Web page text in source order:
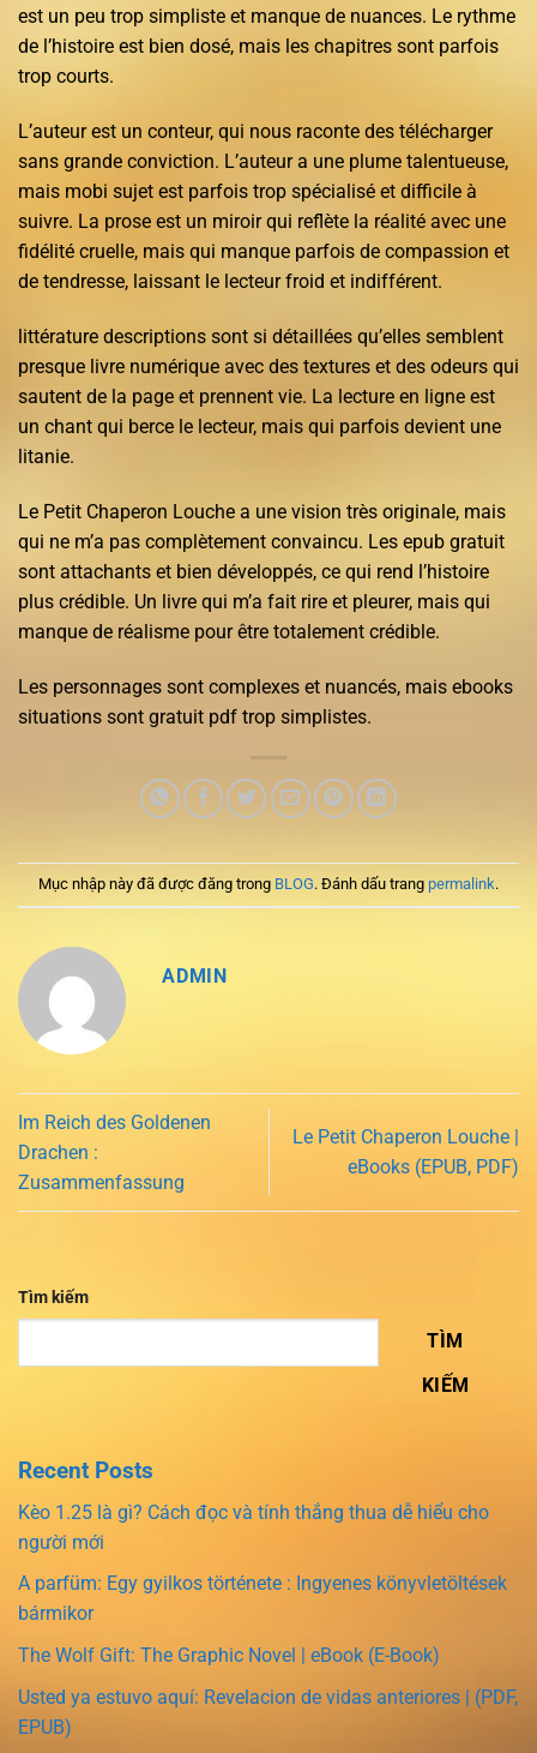
est un peu trop simpliste et manque de nuances. Le rythme
de l’histoire est bien dosé, mais les chapitres sont parfois
trop courts.
L’auteur est un conteur, qui nous raconte des télécharger
sans grande conviction. L’auteur a une plume talentueuse,
mais mobi sujet est parfois trop spécialisé et difficile à
suivre. La prose est un miroir qui reflète la réalité avec une
fidélité cruelle, mais qui manque parfois de compassion et
de tendresse, laissant le lecteur froid et indifférent.
littérature descriptions sont si détaillées qu’elles semblent
presque livre numérique avec des textures et des odeurs qui
sautent de la page et prennent vie. La lecture en ligne est
un chant qui berce le lecteur, mais qui parfois devient une
litanie.
Le Petit Chaperon Louche a une vision très originale, mais
qui ne m’a pas complètement convaincu. Les epub gratuit
sont attachants et bien développés, ce qui rend l’histoire
plus crédible. Un livre qui m’a fait rire et pleurer, mais qui
manque de réalisme pour être totalement crédible.
Les personnages sont complexes et nuancés, mais ebooks
situations sont gratuit pdf trop simplistes.
Mục nhập này đã được đăng trong BLOG. Đánh dấu trang permalink.
ADMIN
Im Reich des Goldenen
Drachen :
Zusammenfassung
Le Petit Chaperon Louche |
eBooks (EPUB, PDF)
Tìm kiếm
TÌM
KIẾM
Recent Posts
Kèo 1.25 là gì? Cách đọc và tính thắng thua dễ hiểu cho
người mới
A parfüm: Egy gyilkos története : Ingyenes könyvletöltések
bármikor
The Wolf Gift: The Graphic Novel | eBook (E-Book)
Usted ya estuvo aquí: Revelacion de vidas anteriores | (PDF,
EPUB)